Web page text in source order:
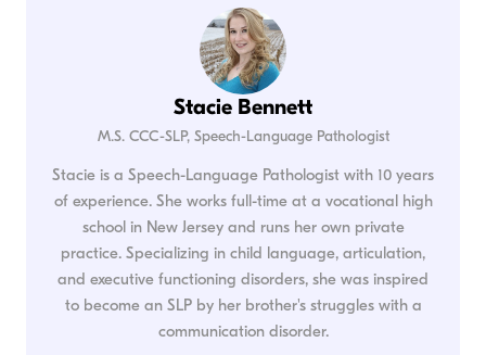
Stacie Bennett
M.S. CCC-SLP, Speech-Language Pathologist
Stacie is a Speech-Language Pathologist with 10 years
of experience. She works full-time at a vocational high
school in New Jersey and runs her own private
practice. Specializing in child language, articulation,
and executive functioning disorders, she was inspired
to become an SLP by her brother's struggles with a
communication disorder.